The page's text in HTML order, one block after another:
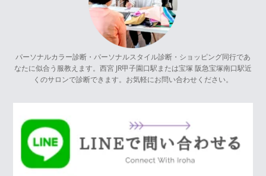
パーソナルカラー診断・パーソナルスタイル診断・ショッピング同行であ
なたに似合う服教えます。西宮 JR甲子園口駅または宝塚 阪急宝塚南口駅近
くのサロンで診断できます。お気軽にお問い合わせください。